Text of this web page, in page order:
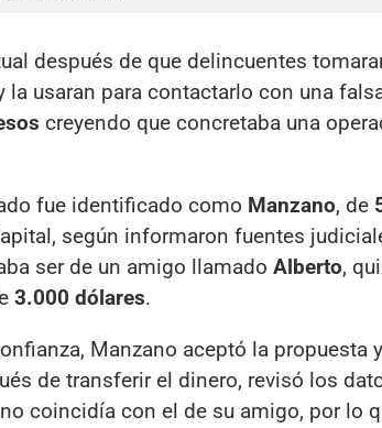
después de que delincuentes
usaran para contactarlo con una
creyendo que concretaba una
fue identificado como Manzano, de
según informaron fuentes
ser de un amigo llamado Alberto,
3.000 dólares.
Manzano aceptó la propuesta
de transferir el dinero, revisó los
coincidía con el de su amigo, por lo